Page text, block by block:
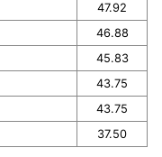
47.92
46.88
45.83
43.75
43.75
37.50